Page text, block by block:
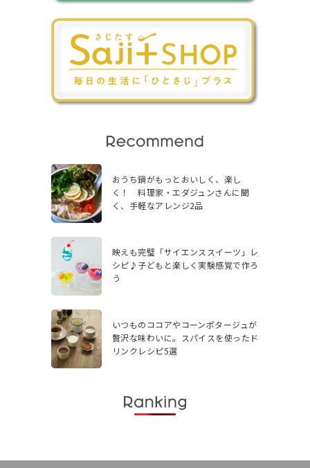
おうち鍋がもっとおいしく、楽し
く！ 料理家・エダジュンさんに聞
く、手軽なアレンジ2品
映えも完璧「サイエンススイーツ」レ
シピ♪子どもと楽しく実験感覚で作ろ
う
いつものココアやコーンポタージュが
贅沢な味わいに。スパイスを使ったド
リンクレシピ5選